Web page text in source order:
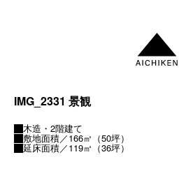
IMG_2331 景観
木造・2階建て
敷地面積／166㎡（50坪）
延床面積／119㎡（36坪）